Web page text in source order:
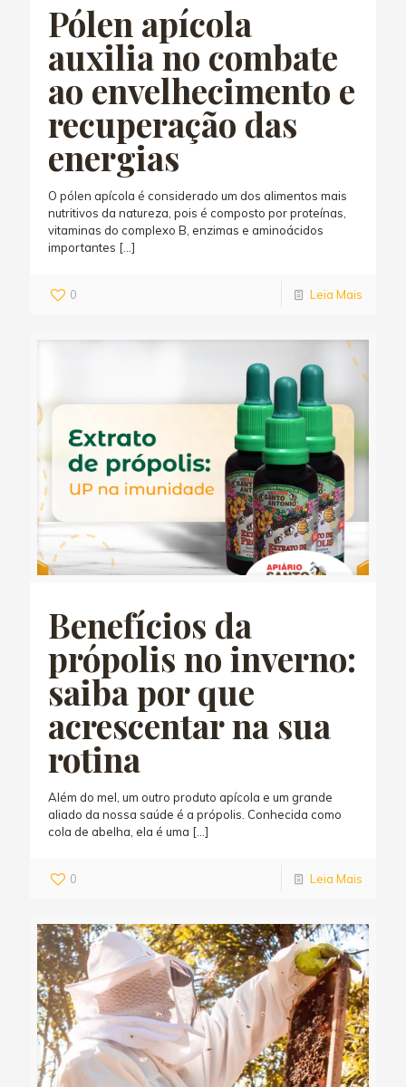
Pólen apícola
auxilia no combate
ao envelhecimento e
recuperação das
energias
O pólen apícola é considerado um dos alimentos mais
nutritivos da natureza, pois é composto por proteínas,
vitaminas do complexo B, enzimas e aminoácidos
importantes […]
0 Leia Mais
Benefícios da
própolis no inverno:
saiba por que
acrescentar na sua
rotina
Além do mel, um outro produto apícola e um grande
aliado da nossa saúde é a própolis. Conhecida como
cola de abelha, ela é uma […]
0 Leia Mais